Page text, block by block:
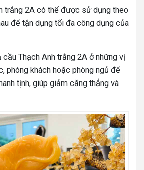
trắng 2A có thể được sử dụng theo
để tận dụng tối đa công dụng của
Thạch Anh trắng 2A ở những vị
phòng khách hoặc phòng ngủ để
tịnh, giúp giảm căng thẳng và